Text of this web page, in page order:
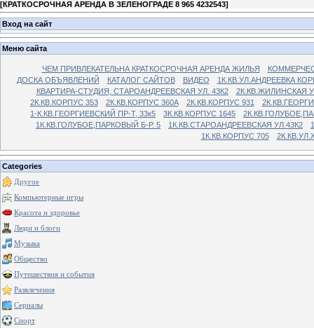
[КРАТКОСРОЧНАЯ АРЕНДА В ЗЕЛЕНОГРАДЕ 8 965 4232543]
Вход на сайт
Меню сайта
ЧЕМ ПРИВЛЕКАТЕЛЬНА КРАТКОСРОЧНАЯ АРЕНДА ЖИЛЬЯ
ДОСКА ОБЪЯВЛЕНИЙ
КАТАЛОГ САЙТОВ ВИДЕО
1К.КВ.УЛ.АНДРЕЕВКА
КВАРТИРА-СТУДИЯ, СТАРОАНДРЕЕВСКАЯ УЛ. 43К2
2К.КВ.ЖИЛИНСКАЯ
2К.КВ.КОРПУС 353
2К.КВ.КОРПУС 360А 2К.КВ.КОРПУС 931
1-К.КВ.ГЕОРГИЕВСКИЙ ПР-Т, 33к5
3К.КВ.КОРПУС 1645
1К.КВ.ГОЛУБОЕ,ПАРКОВЫЙ Б-Р. 5
1К.КВ.СТАРОАНДРЕЕВСКАЯ УЛ.43К2
1К.КВ.КОРПУС 705
Categories
Другое
Компьютерные игры
Красота и здоровье
Люди и блоги
Музыка
Общество
Путешествия и события
Развлечения
Сериалы
Спорт